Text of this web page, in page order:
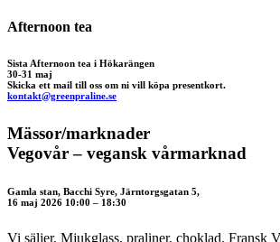
Afternoon tea
Sista Afternoon tea i Hökarängen
30-31 maj
Skicka ett mail till oss om ni vill köpa presentkort.
kontakt@greenpraline.se
Mässor/marknader
Vegovår – vegansk vårmarknad
Gamla stan, Bacchi Syre, Järntorgsgatan 5,
16 maj 2026 10:00 – 18:30
Vi säljer, Mjukglass, praliner, choklad, Fransk